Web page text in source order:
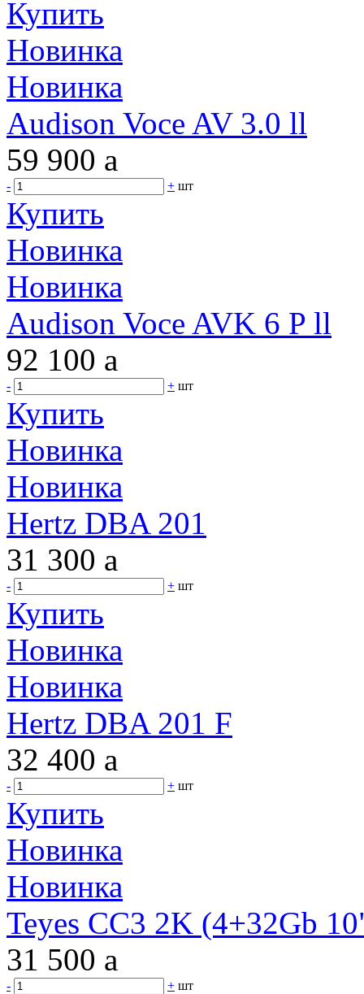
Купить
Новинка
Новинка
Audison Voce AV 3.0 ll
59 900 a
- + шт
Купить
Новинка
Новинка
Audison Voce AVK 6 P ll
92 100 a
- + шт
Купить
Новинка
Новинка
Hertz DBA 201
31 300 a
- + шт
Купить
Новинка
Новинка
Hertz DBA 201 F
32 400 a
- + шт
Купить
Новинка
Новинка
Teyes CC3 2K (4+32Gb
31 500 a
- + шт